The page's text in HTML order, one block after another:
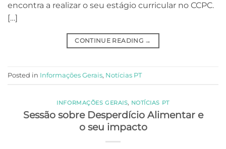
encontra a realizar o seu estágio curricular no CCPC.
[…]
CONTINUE READING →
Posted in Informações Gerais, Notícias PT
INFORMAÇÕES GERAIS, NOTÍCIAS PT
Sessão sobre Desperdício Alimentar e
o seu impacto